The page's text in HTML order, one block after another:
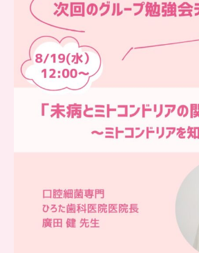
グループ勉強会